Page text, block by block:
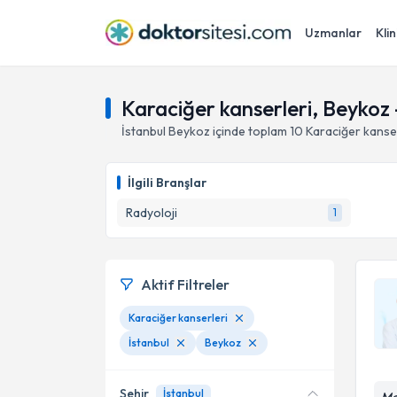
Uzmanlar
Karaciğer kanserleri, Beykoz
İstanbul Beykoz içinde toplam 10 Karaciğer
İlgili Branşlar
Radyoloji
1
Aktif Filtreler
Karaciğer kanserleri
İstanbul
Beykoz
Şehir İstanbul